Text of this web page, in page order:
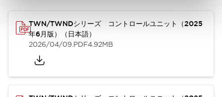
TWN/TWNDシリーズ コントロールユニット（2025
年6月版）（日本語）
2026/04/09.PDF4.92MB